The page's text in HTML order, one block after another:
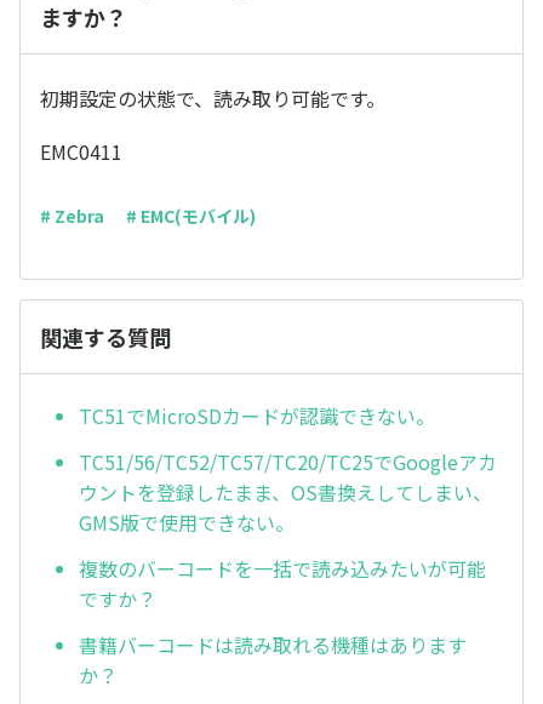
ますか？
初期設定の状態で、読み取り可能です。
EMC0411
# Zebra # EMC(モバイル)
関連する質問
TC51でMicroSDカードが認識できない。
TC51/56/TC52/TC57/TC20/TC25でGoogleアカ
ウントを登録したまま、OS書換えしてしまい、
GMS版で使用できない。
複数のバーコードを一括で読み込みたいが可能
ですか？
書籍バーコードは読み取れる機種はあります
か？